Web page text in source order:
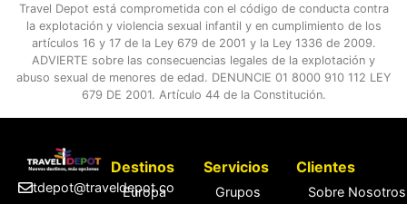
Travel Depot está comprometida con el código de conducta contra
la explotación y violencia sexual infantil y en cumplimiento de los
artículos 16 y 17 de la Ley 679 de 2001 y la Ley 1336 de 2009.
ADVIERTE sobre las consecuencias legales de la explotación y
abuso sexual de menores de edad. DENUNCIE 01 8000 910 112 LEY
679 DE 2001. Artículo 44 de la Constitución.
tdepot@traveldepot.co
Destinos
Europa
Servicios
Grupos
Clientes
Sobre Nosotros